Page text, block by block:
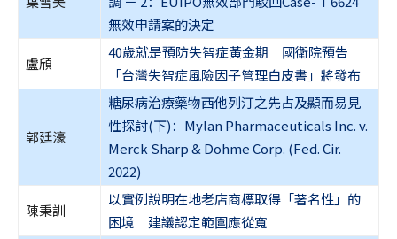
無效申請案的決定
盧頎
40歲就是預防失智症黃金期 國衛院預告
「台灣失智症風險因子管理白皮書」將發布
郭廷濠
糖尿病治療藥物西他列汀之先占及顯而易見
性探討(下)：Mylan Pharmaceuticals Inc. v.
Merck Sharp & Dohme Corp. (Fed. Cir.
2022)
陳秉訓
以實例說明在地老店商標取得「著名性」的
困境 建議認定範圍應從寬